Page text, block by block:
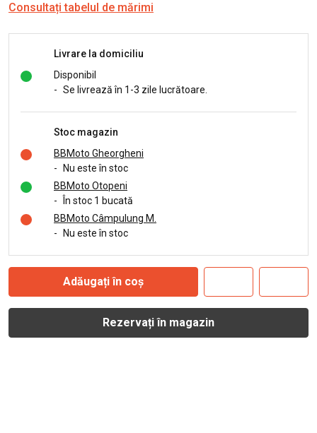
Consultați tabelul de mărimi
Livrare la domiciliu
Disponibil
- Se livrează în 1-3 zile lucrătoare.
Stoc magazin
BBMoto Gheorgheni
-
Nu este în stoc
BBMoto Otopeni
-
În stoc 1 bucată
BBMoto Câmpulung M.
-
Nu este în stoc
Adăugați în coș
Rezervați în magazin